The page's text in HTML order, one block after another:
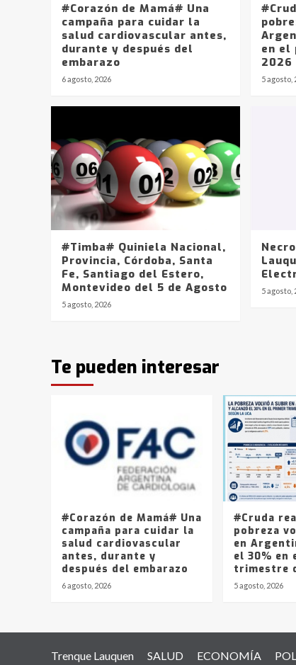
#Corazón de Mamá# Una
campaña para cuidar la
salud cardiovascular antes,
durante y después del
embarazo
6 agosto, 2026
en el
2026
5 agosto,
#Timba# Quiniela Nacional,
Provincia, Córdoba, Santa
Fe, Santiago del Estero,
Montevideo del 5 de Agosto
5 agosto, 2026
5 agosto,
Te pueden interesar
#Corazón de Mamá# Una
campaña para cuidar la
salud cardiovascular
antes, durante y
después del embarazo
6 agosto, 2026
#Cruda
pobreza
en
el 30% en
trimestre
5 agosto, 2026
Trenque Lauquen SALUD ECONOMÍA